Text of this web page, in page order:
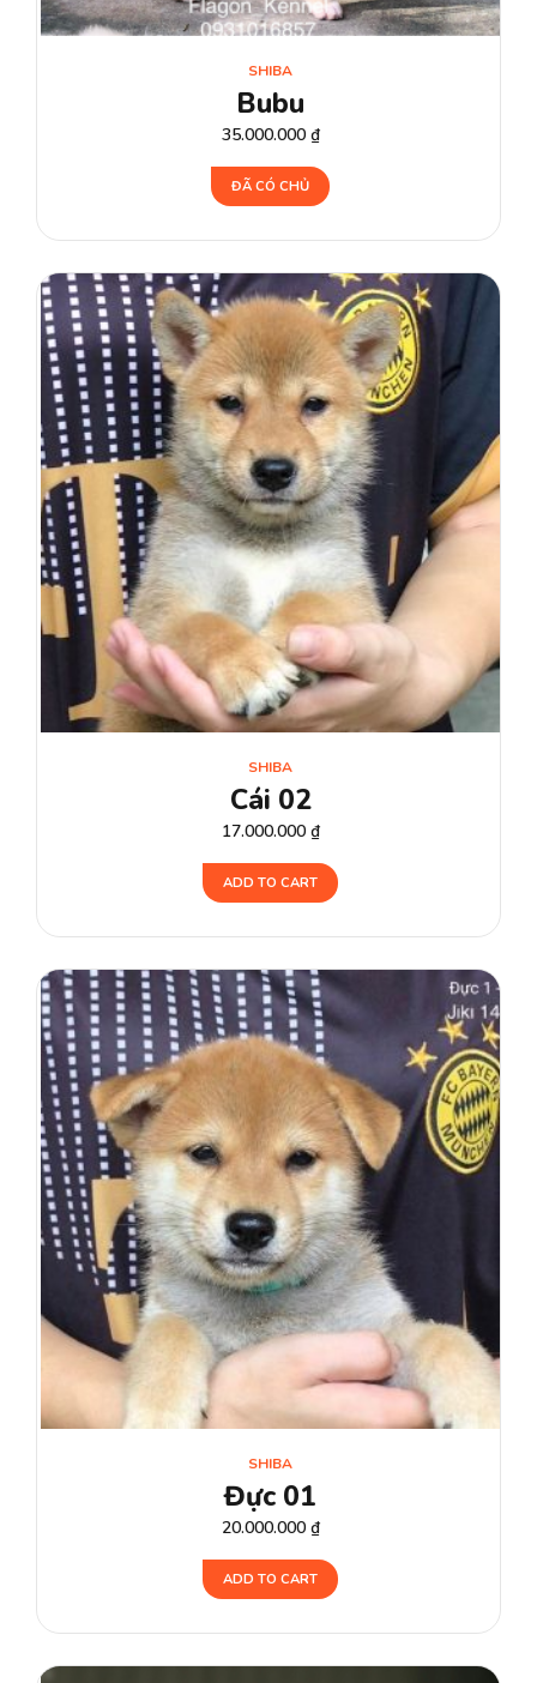
SHIBA
Bubu
35.000.000 ₫
ĐÃ CÓ CHỦ
SHIBA
Cái 02
17.000.000 ₫
ADD TO CART
SHIBA
Đực 01
20.000.000 ₫
ADD TO CART